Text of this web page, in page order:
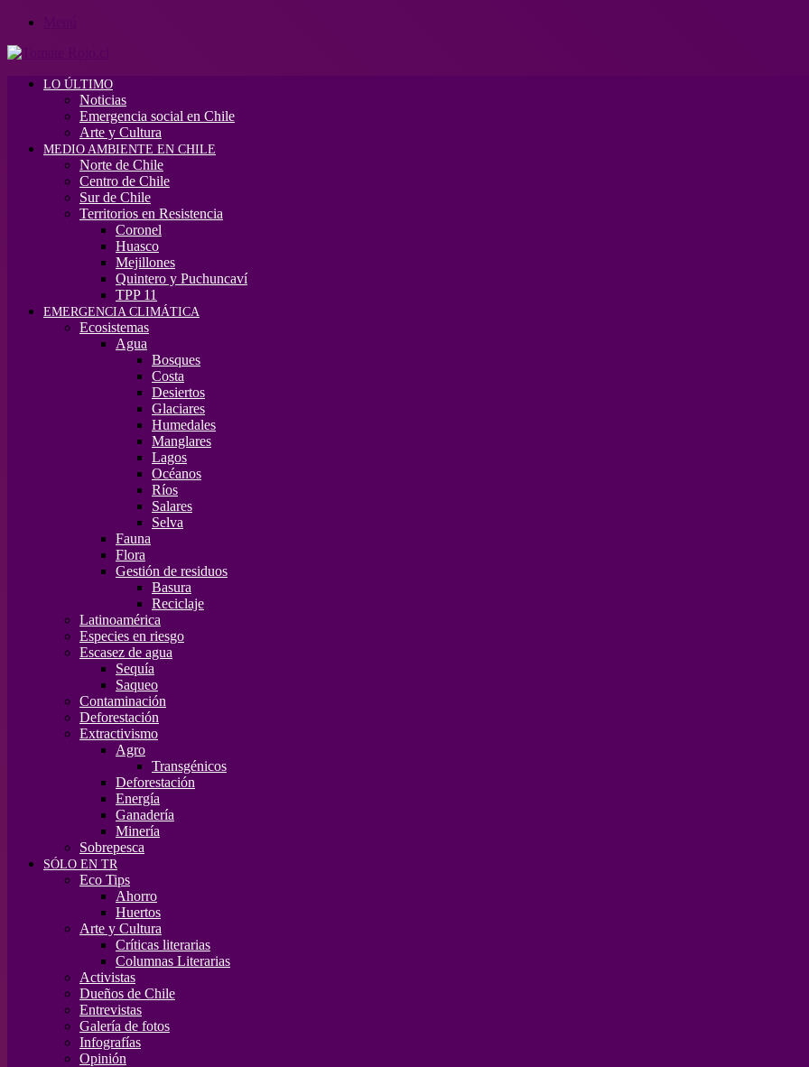
LO ÚLTIMO
Noticias
Emergencia social en Chile
Arte y Cultura
MEDIO AMBIENTE EN CHILE
Norte de Chile
Centro de Chile
Sur de Chile
Territorios en Resistencia
Coronel
Huasco
Mejillones
Quintero y Puchuncaví
TPP 11
EMERGENCIA CLIMÁTICA
Ecosistemas
Agua
Bosques
Costa
Desiertos
Glaciares
Humedales
Manglares
Lagos
Océanos
Ríos
Salares
Selva
Fauna
Flora
Gestión de residuos
Basura
Reciclaje
Latinoamérica
Especies en riesgo
Escasez de agua
Sequía
Saqueo
Contaminación
Deforestación
Extractivismo
Agro
Transgénicos
Deforestación
Energía
Ganadería
Minería
Sobrepesca
SÓLO EN TR
Eco Tips
Ahorro
Huertos
Arte y Cultura
Críticas literarias
Columnas Literarias
Activistas
Dueños de Chile
Entrevistas
Galería de fotos
Infografías
Opinión